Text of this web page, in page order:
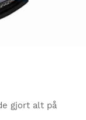
gjort alt på